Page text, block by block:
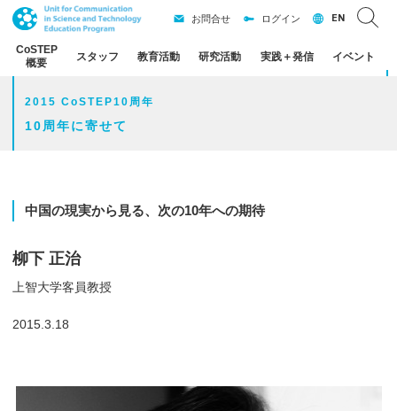
CoSTEP
概要
スタッフ 教育活動 研究活動 実践＋発信 イベント
お問合せ ログイン EN
2015 CoSTEP10周年
10周年に寄せて
中国の現実から 見る、 次の10年への期待
柳下 正治
上智大学客員教授
2015.3.18